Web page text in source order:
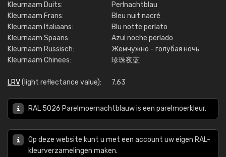
Kleurnaam Duits:
Perlnachtblau
Kleurnaam Frans:
Bleu nuit nacré
Kleurnaam Italiaans:
Blu notte perlato
Kleurnaam Spaans:
Azul noche perlado
Kleurnaam Russisch:
Жемчужно - голубая ночь
Kleurnaam Chinees:
珍珠夜蓝
LRV(light reflectance value): 7,63
RAL 5026 Parelmoernachtblauw is een parelmoerkleur.
Op deze website kunt u met een account uw eigen RAL-
kleurverzamelingen maken.